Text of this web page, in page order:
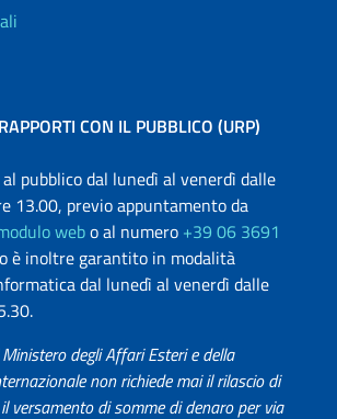
diplomatica
CON IL PUBBLICO (URP)
pubblico dal lunedì al venerdì dalle
13.00, previo appuntamento da
webo al numero +39 06 3691
è inoltre garantito in modalità
dal lunedì al venerdì dalle
degli Affari Esteri e della
non richiede mai il rilascio di
versamento di somme di denaro per via